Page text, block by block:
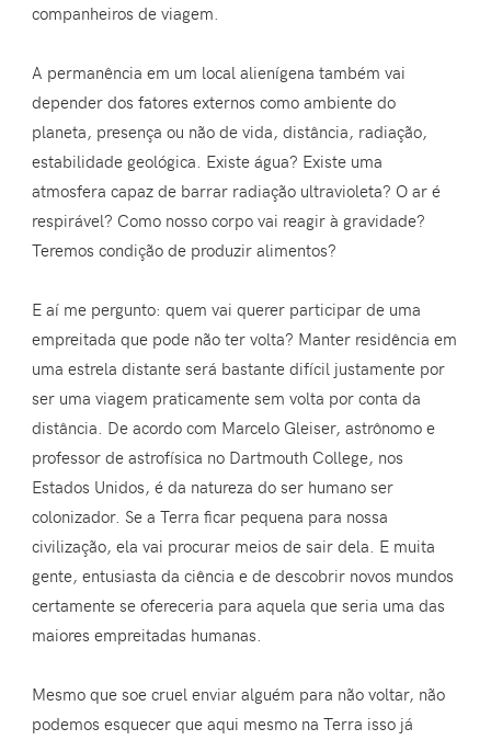
companheiros de viagem.
A permanência em um local alienígena também vai
depender dos fatores externos como ambiente do
planeta, presença ou não de vida, distância, radiação,
estabilidade geológica. Existe água? Existe uma
atmosfera capaz de barrar radiação ultravioleta? O ar é
respirável? Como nosso corpo vai reagir à gravidade?
Teremos condição de produzir alimentos?
E aí me pergunto: quem vai querer participar de uma
empreitada que pode não ter volta? Manter residência em
uma estrela distante será bastante difícil justamente por
ser uma viagem praticamente sem volta por conta da
distância. De acordo com Marcelo Gleiser, astrônomo e
professor de astrofísica no Dartmouth College, nos
Estados Unidos, é da natureza do ser humano ser
colonizador. Se a Terra ficar pequena para nossa
civilização, ela vai procurar meios de sair dela. E muita
gente, entusiasta da ciência e de descobrir novos mundos
certamente se ofereceria para aquela que seria uma das
maiores empreitadas humanas.
Mesmo que soe cruel enviar alguém para não voltar, não
podemos esquecer que aqui mesmo na Terra isso já